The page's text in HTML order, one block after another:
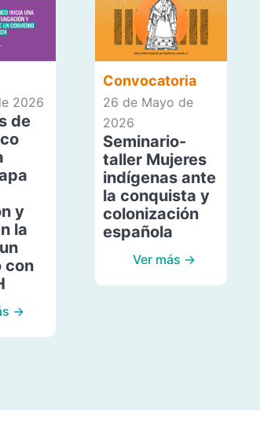
2026
de
y
la
con
→
Convocatoria
26 de Mayo de
2026
Seminario-
taller Mujeres
indígenas ante
la conquista y
colonización
española
Ver más →